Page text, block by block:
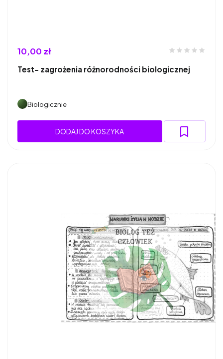
10,00 zł
Test- zagrożenia różnorodności biologicznej
Biologicznie
DODAJ DO KOSZYKA